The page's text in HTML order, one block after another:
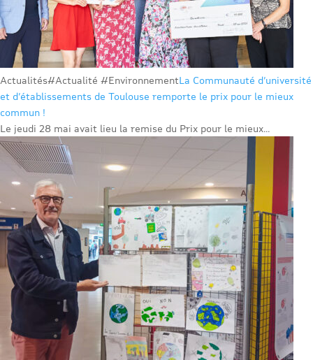
Actualités#Actualité #EnvironnementLa Communauté d’université
et d’établissements de Toulouse remporte le prix pour le mieux
commun !
Le jeudi 28 mai avait lieu la remise du Prix pour le mieux...